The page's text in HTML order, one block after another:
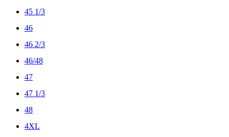
45 1/3
46
46 2/3
46/48
47
47 1/3
48
4XL